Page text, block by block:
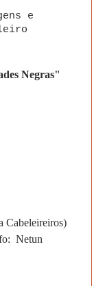
e
Negras"
Cabeleireiros)
Netun